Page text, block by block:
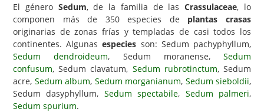
Enfermedades
Animales
Hongos
Carencias
Fotos
El género Sedum, de la familia de lasCrassulaceae, lo
componen más de 350 especies de plantas crasas
originarias de zonas frías y templadas de casi todos los
continentes. Algunasespecies son: Sedum pachyphyllum,
Sedum dendroideum, Sedum moranense, Sedum
confusum, Sedum clavatum, Sedum rubrotinctum, Sedum
acre, Sedum album, Sedum morganianum, Sedum sieboldii,
Sedum dasyphyllum, Sedum spectabile, Sedum palmeri,
Sedum spurium.